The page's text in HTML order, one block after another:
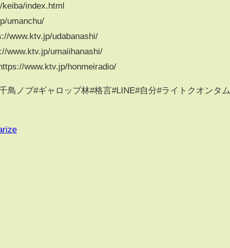
keiba/index.html
umanchu/
www.ktv.jp/udabanashi/
www.ktv.jp/umaiihanashi/
www.ktv.jp/honmeiradio/
鳥ノブ#ギャロップ林#格言#LINE#自分#ライトクオンタム